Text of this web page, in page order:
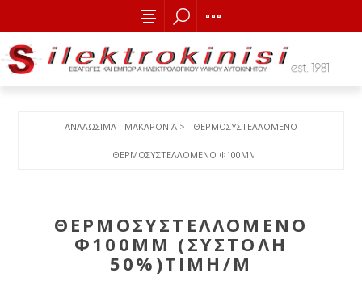
ΑΝΑΛΩΣΙΜΑ ΜΑΚΑΡΟΝΙΑ > ΘΕΡΜΟΣΥΣΤΕΛΛΟΜΕΝΟ
ΘΕΡΜΟΣΥΣΤΕΛΛΟΜΕΝΟ Φ100MM (ΣΥΣΤΟΛΗ 50%)ΤΙΜΗ/Μ
ΘΕΡΜΟΣΥΣΤΕΛΛΟΜΕΝΟ
Φ100MM (ΣΥΣΤΟΛΗ
50%)ΤΙΜΗ/Μ